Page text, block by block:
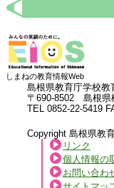
しまねの教育情報Web
島根県教育庁学校教
〒690-8502 島根県
TEL 0852-22-5419
Copyright 島根県教
リンク
個人情報の
お問い合わ